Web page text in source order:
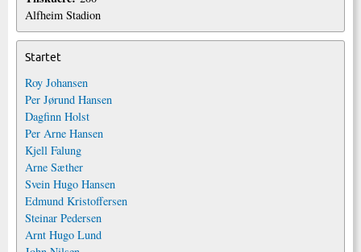
Alfheim Stadion
Startet
Roy Johansen
Per Jørund Hansen
Dagfinn Holst
Per Arne Hansen
Kjell Falung
Arne Sæther
Svein Hugo Hansen
Edmund Kristoffersen
Steinar Pedersen
Arnt Hugo Lund